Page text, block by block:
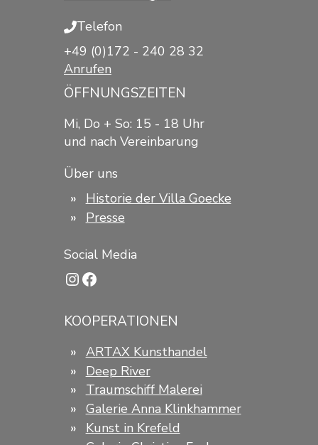
Telefon
+49 (0)172 - 240 28 32
Anrufen
ÖFFNUNGSZEITEN
Mi, Do + So: 15 - 18 Uhr
und nach Vereinbarung
Über uns
Historie der Villa Goecke
Presse
Social Media
Instagram
Facebook
KOOPERATIONEN
ARTAX Kunsthandel
Deep River
Traumschiff Malerei
Galerie Anna Klinkhammer
Kunst in Krefeld